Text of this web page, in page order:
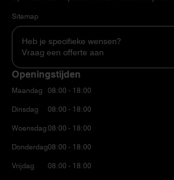
Sitemap
Heb je specifieke wensen?
Vraag een offerte aan
Openingstijden
Maandag
Dinsdag
Woensdag
Donderdag
Vrijdag
08:00 - 18:00
08:00 - 18:00
08:00 - 18:00
08:00 - 18:00
08:00 - 18:00